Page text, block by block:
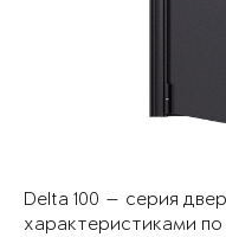
Delta 100 — серия
характеристиками